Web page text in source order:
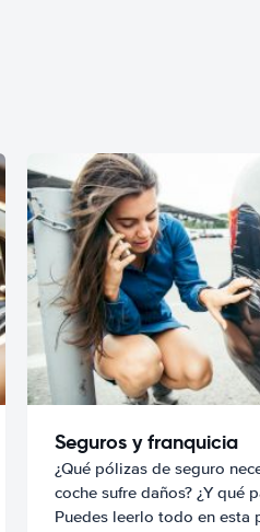
Seguros y franquicia
¿Qué pólizas de seguro
coche sufre daños? ¿Y qué
Puedes leerlo todo en esta